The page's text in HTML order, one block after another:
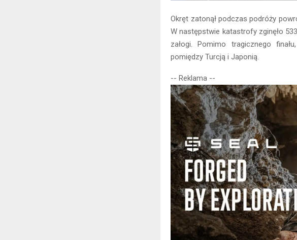
Okręt zatonął podczas podróży
W następstwie katastrofy zginęło
załogi. Pomimo tragicznego
pomiędzy Turcją i Japonią.
-- Reklama --